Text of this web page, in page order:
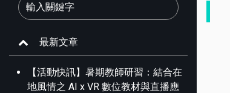
最新文章
【活動快訊】暑期教師研習：結合在
地風情之 AI x VR 數位教材與直播應